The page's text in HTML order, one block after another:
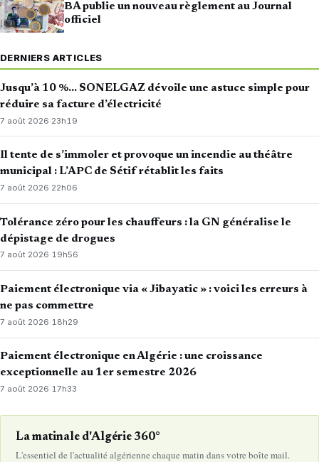
BA publie un nouveau règlement au Journal
officiel
DERNIERS ARTICLES
Jusqu’à 10 %… SONELGAZ dévoile une astuce simple pour
réduire sa facture d’électricité
7 août 2026·23h19
Il tente de s’immoler et provoque un incendie au théâtre
municipal : L’APC de Sétif rétablit les faits
7 août 2026·22h06
Tolérance zéro pour les chauffeurs : la GN généralise le
dépistage de drogues
7 août 2026·19h56
Paiement électronique via « Jibayatic » : voici les erreurs à
ne pas commettre
7 août 2026· 18h29
Paiement électronique en Algérie : une croissance
exceptionnelle au 1er semestre 2026
7 août 2026·17h33
La matinale d'Algérie 360°
L'essentiel de l'actualité algérienne chaque matin dans votre boîte mail.